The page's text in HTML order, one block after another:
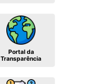
Portal da
Transparência